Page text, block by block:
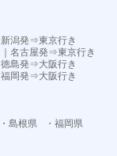
新潟発⇒東京行き
名古屋発⇒東京行き
徳島発⇒大阪行き
福岡発⇒大阪行き
・島根県
・福岡県